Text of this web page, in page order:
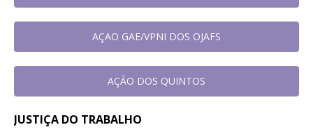
AÇAO GAE/VPNI DOS OJAFS
AÇÃO DOS QUINTOS
JUSTIÇA DO TRABALHO